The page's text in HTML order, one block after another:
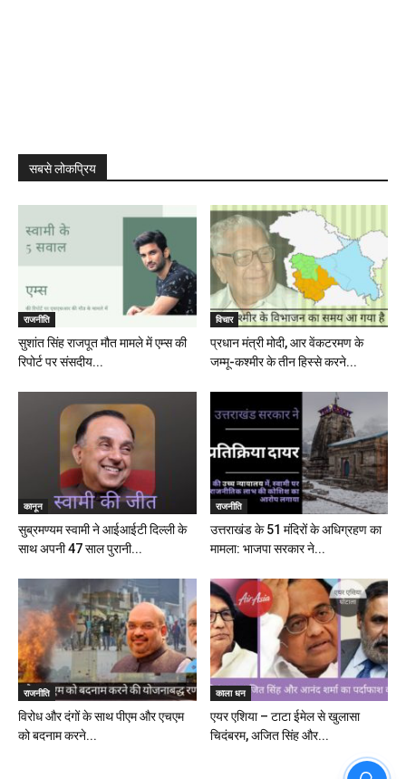
सबसे लोकप्रिय
राजनीति
सुशांत सिंह राजपूत मौत मामले में एम्स की
रिपोर्ट पर संसदीय...
विचार
प्रधान मंत्री मोदी, आर वेंकटरमण के
जम्मू-कश्मीर के तीन हिस्से करने...
कानून
सुब्रमण्यम स्वामी ने आईआईटी दिल्ली के
साथ अपनी 47 साल पुरानी...
राजनीति
उत्तराखंड के 51 मंदिरों के अधिग्रहण का
मामला: भाजपा सरकार ने...
राजनीति
विरोध और दंगों के साथ पीएम और एचएम
को बदनाम करने...
काला धन
एयर एशिया – टाटा ईमेल से खुलासा
चिदंबरम, अजित सिंह और...